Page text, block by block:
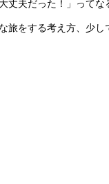
丈夫だった！」って
旅をする考え方、少